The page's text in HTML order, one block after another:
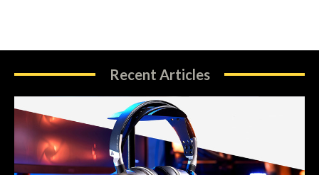
Recent Articles